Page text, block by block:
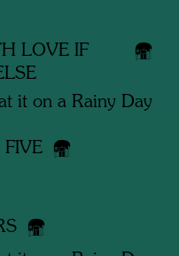
LOVE IF
it on a Rainy Day
FIVE